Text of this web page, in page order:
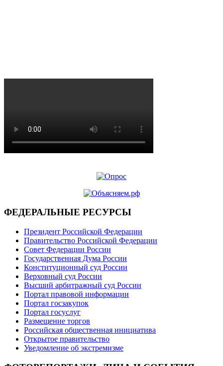
ФЕДЕРАЛЬНЫЕ РЕСУРСЫ
Президент Российской Федерации
Правительство Российской Федерации
Совет Федерации России
Государственная Дума России
Конституционный суд России
Верховный суд России
Высший арбитражный суд России
Портал правовой информации
Портал госзакупок
Портал госуслуг
Размещение торгов
Российская общественная инициатива
Открытое правительство
Уведомление об экстремизме